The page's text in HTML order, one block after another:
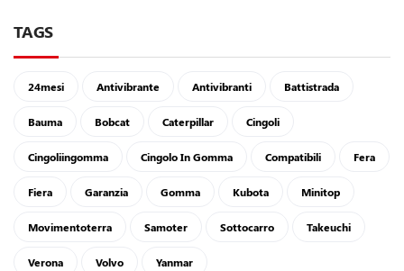
TAGS
24mesi Antivibrante Antivibranti Battistrada
Bauma Bobcat Caterpillar Cingoli
Cingoliingomma Cingolo In Gomma Compatibili Fera
Fiera Garanzia Gomma Kubota Minitop
Movimentoterra Samoter Sottocarro Takeuchi
Verona Volvo Yanmar